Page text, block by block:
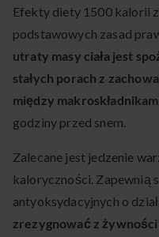
Efekty diety 1500 kalorii
podstawowych zasad
utraty masy ciała jest
stałych porach z
między
godziny przed snem.
Zalecane jest jedzenie
kaloryczności. Zapewnią
antyoksydacyjnych o
zrezygnować z